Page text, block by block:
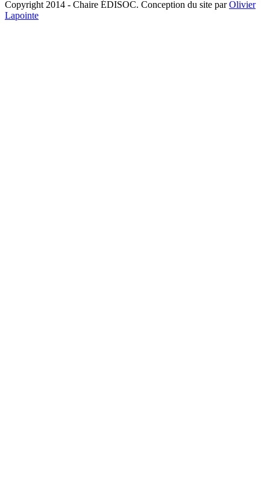
Copyright 2014 - Chaire ÉDISOC. Conception du site parOlivier
Lapointe